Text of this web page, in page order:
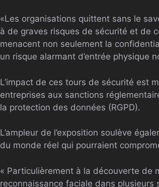
«Les organisations quittent sans le
à de graves risques de sécurité et de
menacent non seulement la
un risque alarmant d’entrée physique
L’impact de ces tours de sécurité est
entreprises aux sanctions
la protection des données (RGPD).
L’ampleur de l’exposition soulève
du monde réel qui pourraient
« Particulièrement à la découverte de
reconnaissance faciale dans plusieurs